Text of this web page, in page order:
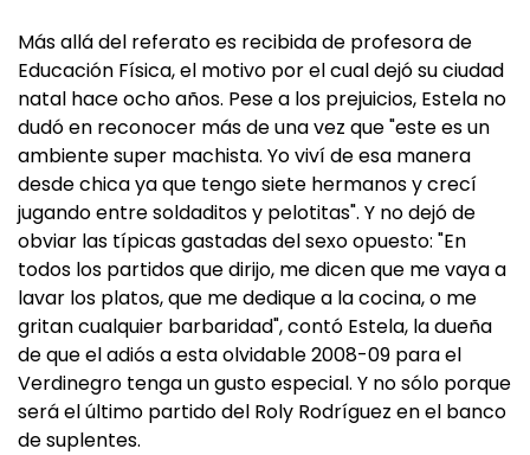
Más allá del referato es recibida de profesora de
Educación Física, el motivo por el cual dejó su ciudad
natal hace ocho años. Pese a los prejuicios, Estela no
dudó en reconocer más de una vez que "este es un
ambiente super machista. Yo viví de esa manera
desde chica ya que tengo siete hermanos y crecí
jugando entre soldaditos y pelotitas". Y no dejó de
obviar las típicas gastadas del sexo opuesto: "En
todos los partidos que dirijo, me dicen que me vaya a
lavar los platos, que me dedique a la cocina, o me
gritan cualquier barbaridad", contó Estela, la dueña
de que el adiós a esta olvidable 2008-09 para el
Verdinegro tenga un gusto especial. Y no sólo porque
será el último partido del Roly Rodríguez en el banco
de suplentes.